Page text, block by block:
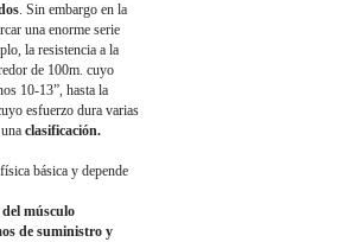
. Sin embargo en la
una enorme serie
la resistencia a la
de 100m. cuyo
10-13”, hasta la
esfuerzo dura varias
clasificación.
básica y depende
músculo
de suministro y